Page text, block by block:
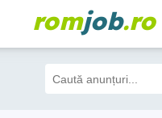
romjob.ro
Filtre 3 Toate
16